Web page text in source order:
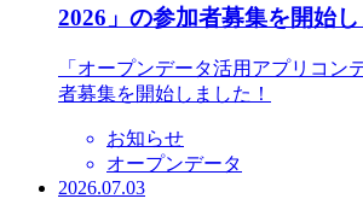
2026」の参加者募集を開始し
「オープンデータ活用アプリコン
者募集を開始しました！
お知らせ
オープンデータ
2026.07.03